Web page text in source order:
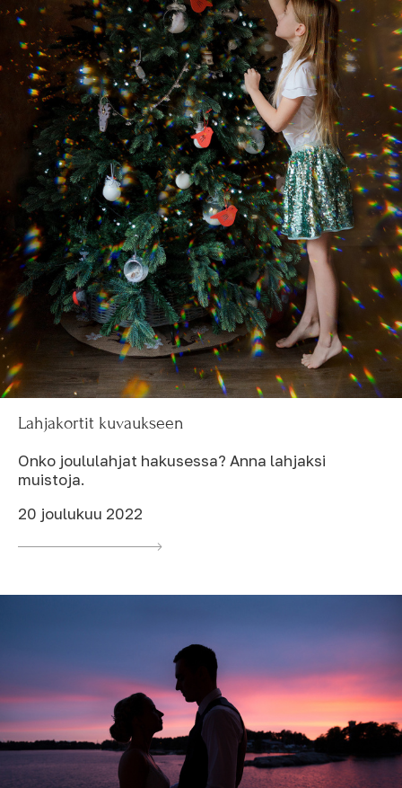
Lahjakortit kuvaukseen
Onko joululahjat hakusessa? Anna lahjaksi
muistoja.
20 joulukuu 2022